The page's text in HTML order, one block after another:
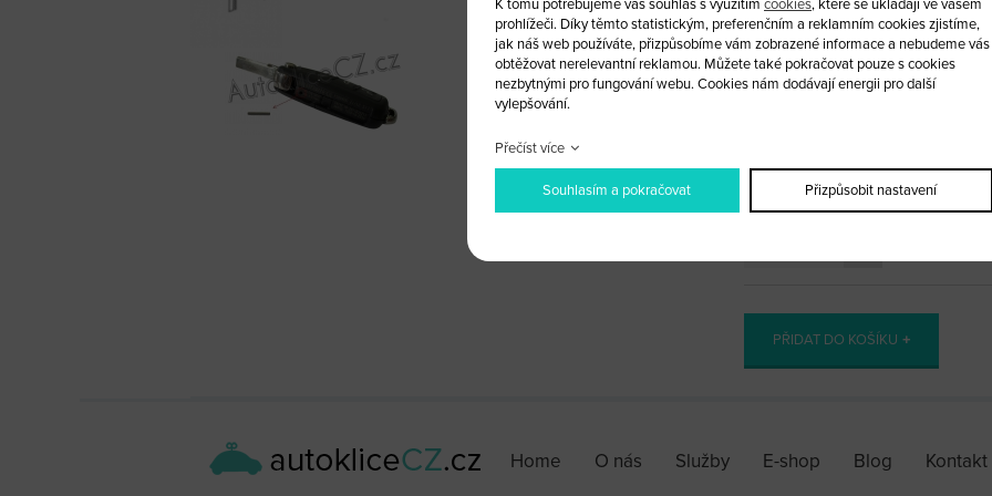
Vystřelovací klíč Volkswagen 3
Do tohoto obalu lze vložit
Obal je jednodílný, pouze na
Pro kompletaci tohoto obalu zde
PŘIDAT DO KOŠÍKU
Home O nás Služby E-shop Blog Kontakt
K tomu potřebujeme váš souhlas s využitím cookies, které se ukládají ve vašem
prohlížeči. Díky těmto statistickým, preferenčním a reklamním cookies zjistíme,
jak náš web používáte, přizpůsobíme vám zobrazené informace a nebudeme vás
obtěžovat nerelevantní reklamou. Můžete také pokračovat pouze s cookies
nezbytnými pro fungování webu. Cookies nám dodávají energii pro další
vylepšování.
Přečíst více
Souhlasím a pokračovat Přizpůsobit nastavení